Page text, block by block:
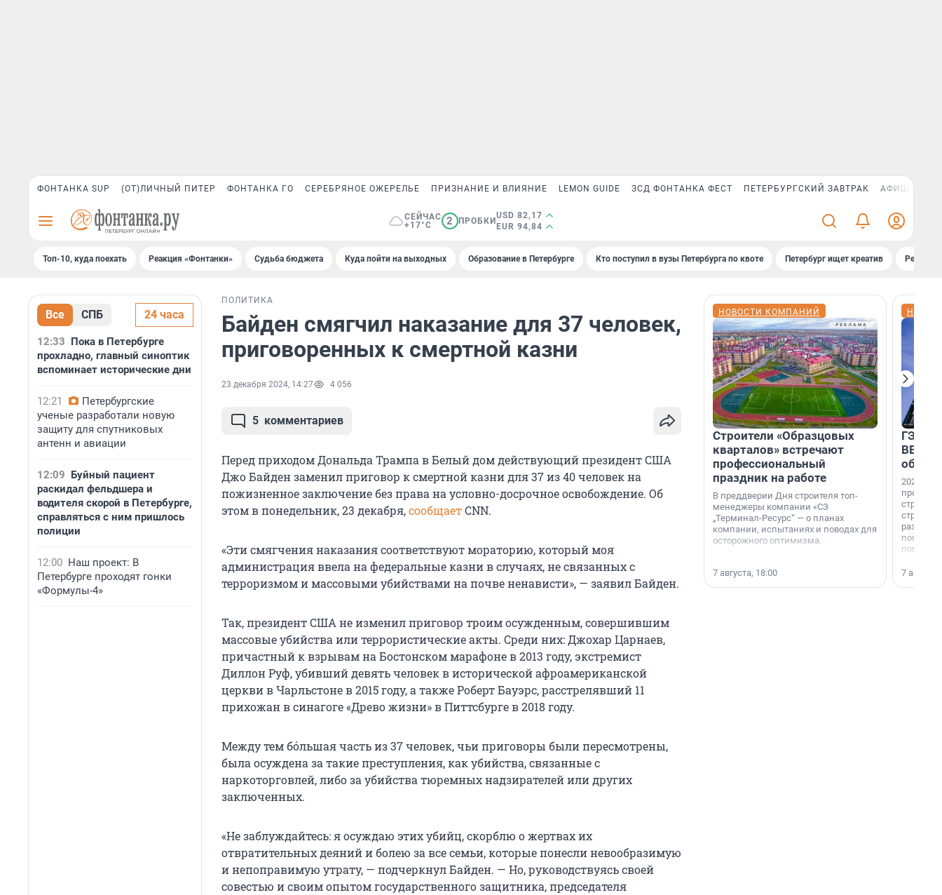
ФОНТАНКА SUP (ОТ)ЛИЧНЫЙ ПИТЕР ФОНТАНКА ГО СЕРЕБРЯНОЕ ОЖЕРЕЛЬЕ ПРИЗНАНИЕ И ВЛИЯНИЕ LEMON GUIDE ЗСД ФОНТАНКА ФЕСТ ПЕТЕРБУРГСКИЙ ЗАВТРАК АФИША PLUS
СЕЙЧАС
+17°C
2 ПРОБКИ
USD 82,17
EUR 94,84
Топ-10, куда поехать Реакция «Фонтанки» Судьба бюджета Куда пойти на выходных Образование в Петербурге Кто поступил в вузы Петербурга по квоте Петербург ищет креатив
Все СПБ 24 часа
12:33 Пока в Петербурге
прохладно, главный синоптик
вспоминает исторические дни
12:21
Петербургские
ученые разработали новую
защиту для спутниковых
антенн и авиации
12:09 Буйный пациент
раскидал фельдшера и
водителя скорой в Петербурге,
справляться с ним пришлось
полиции
12:00 Наш проект: В
Петербурге проходят гонки
«Формулы-4»
ПОЛИТИКА
Байден смягчил наказание для 37 человек,
приговоренных к смертной казни
23 декабря 2024, 14:27 4 056
5 комментариев
Перед приходом Дональда Трампа в Белый дом действующий президент США
Джо Байден заменил приговор к смертной казни для 37 из 40 человек на
пожизненное заключение без права на условно-досрочное освобождение. Об
этом в понедельник, 23 декабря,сообщаетCNN.
«Эти смягчения наказания соответствуют мораторию, который моя
администрация ввела на федеральные казни в случаях, не связанных с
терроризмом и массовыми убийствами на почве ненависти», — заявил Байден.
Так, президент США не изменил приговор троим осужденным, совершившим
массовые убийства или террористические акты. Среди них: Джохар Царнаев,
причастный к взрывам на Бостонском марафоне в 2013 году, экстремист
Диллон Руф, убивший девять человек в исторической афроамериканской
церкви в Чарльстоне в 2015 году, а также Роберт Бауэрс, расстрелявший 11
прихожан в синагоге «Древо жизни» в Питтсбурге в 2018 году.
Между тем бóльшая часть из 37 человек, чьи приговоры были пересмотрены,
была осуждена за такие преступления, как убийства, связанные с
наркоторговлей, либо за убийства тюремных надзирателей или других
заключенных.
«Не заблуждайтесь: я осуждаю этих убийц, скорблю о жертвах их
отвратительных деяний и болею за все семьи, которые понесли невообразимую
и непоправимую утрату, — подчеркнул Байден. — Но, руководствуясь своей
совестью и своим опытом государственного защитника, председателя
НОВОСТИ КОМПАНИЙ
Строители «Образцовых
кварталов» встречают
профессиональный
праздник на работе
В преддверии Дня строителя топ-
менеджеры компании «СЗ
„Терминал-Ресурс“ — о планах
компании, испытаниях и поводах для
осторожного оптимизма.
7 августа, 18:00
ГЭС,
ВВП: в
об
2026-й —
раз. В
7